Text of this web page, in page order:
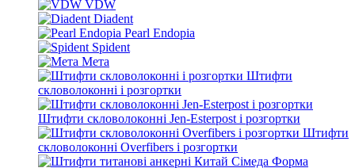
VDW
Diadent
Pearl Endopia
Spident
Мета
Штифти
скловолоконні і розгортки
Штифти скловолоконні Jen-Esterpost і розгортки
Штифти
скловолоконні Overfibers і розгортки